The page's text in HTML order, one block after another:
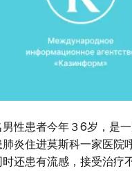
性患者今年３6岁，是
炎住进莫斯科一家医院
还患有流感，接受治疗